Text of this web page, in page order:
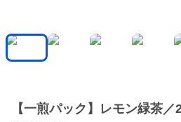
【一煎パック】レモン緑茶